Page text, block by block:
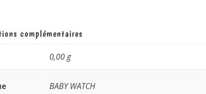
complémentaires
0,00 g
BABY WATCH